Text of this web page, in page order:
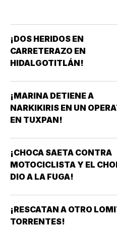
¡DOS HERIDOS EN
CARRETERAZO EN
HIDALGOTITLÁN!
¡MARINA DETIENE A
NARKIKIRIS EN UN
EN TUXPAN!
¡CHOCA SAETA CONTRA
MOTOCICLISTA Y EL
DIO A LA FUGA!
¡RESCATAN A OTRO
TORRENTES!